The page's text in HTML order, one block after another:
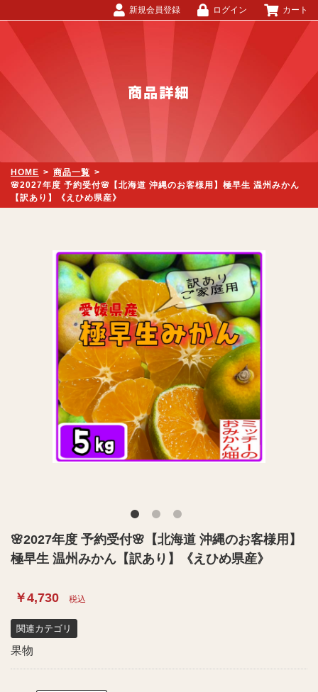
新規会員登録 ログイン カート
商品詳細
HOME > 商品一覧 >
🌸2027年度 予約受付🌸【北海道 沖縄のお客様用】極早生 温州みかん
【訳あり】《えひめ県産》
🌸2027年度 予約受付🌸【北海道 沖縄のお客様用】
極早生 温州みかん【訳あり】《えひめ県産》
￥4,730 税込
関連カテゴリ
果物